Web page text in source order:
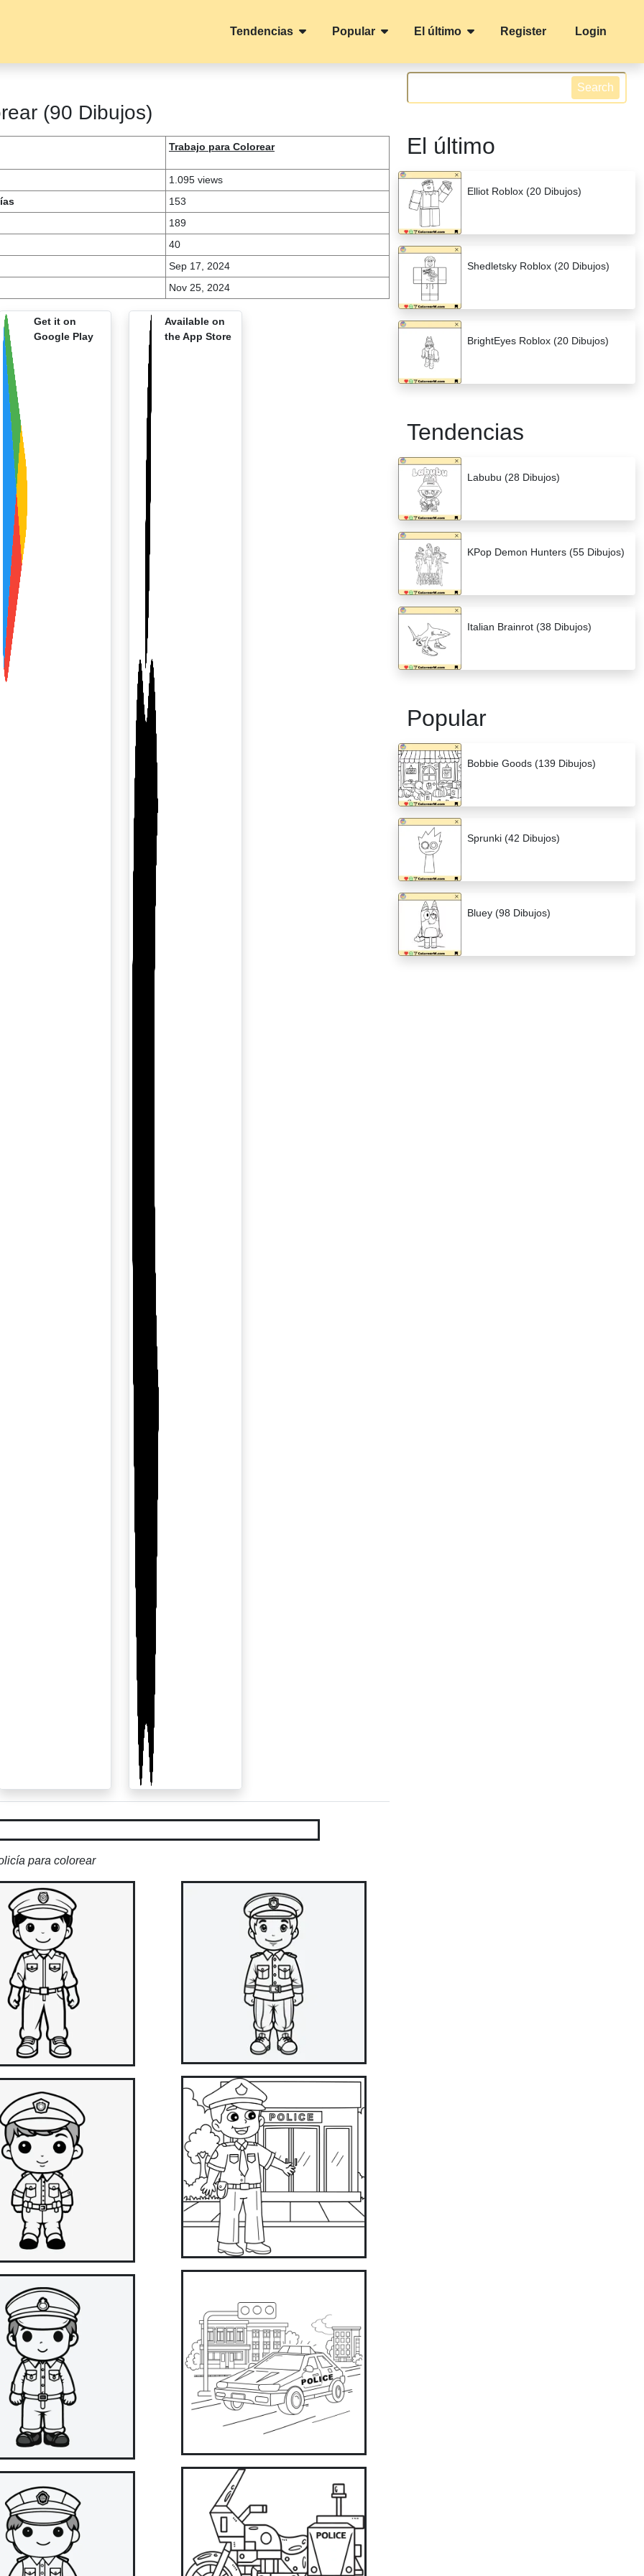
Tendencias Popular El último Register Login
(90 Dibujos)
Trabajo para Colorear
1.095 views
153
189
40
Sep 17, 2024
Nov 25, 2024
Get it on
Google Play
Available on
the App Store
para colorear
Search
El último
Elliot Roblox (20 Dibujos)
Shedletsky Roblox (20 Dibujos)
BrightEyes Roblox (20 Dibujos)
Tendencias
Labubu (28 Dibujos)
KPop Demon Hunters (55 Dibujos)
Italian Brainrot (38 Dibujos)
Popular
Bobbie Goods (139 Dibujos)
Sprunki (42 Dibujos)
Bluey (98 Dibujos)